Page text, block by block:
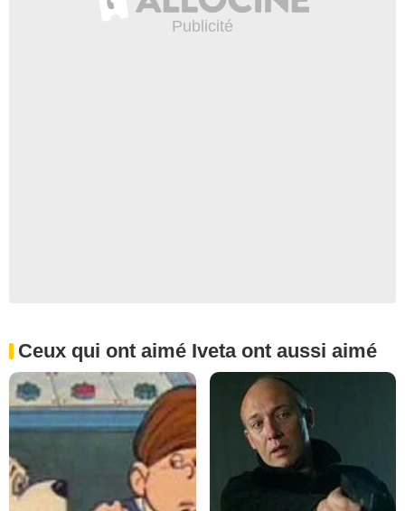
Ceux qui ont aimé Iveta ont aussi aimé